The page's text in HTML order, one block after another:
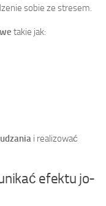
sobie ze stresem.
takie jak:
i realizować
efektu jo-